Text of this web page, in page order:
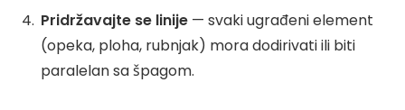
Pridržavajte se linije — svaki ugrađeni element
(opeka, ploha, rubnjak) mora dodirivati ili biti
paralelan sa špagom.